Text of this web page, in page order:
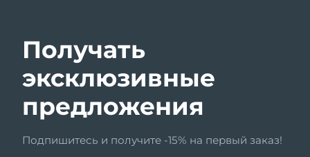
Получать
эксклюзивные
предложения
Подпишитесь и получите -15% на первый заказ!